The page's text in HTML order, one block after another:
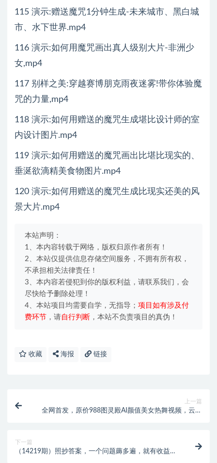
115 演示:赠送魔咒1分钟生成-未来城市、黑白城
市、水下世界.mp4
116 演示:如何用魔咒画出真人级别大片-非洲少
女,mp4
117 别样之美:穿越赛博朋克雨夜迷雾!带你体验魔
咒的力量,mp4
118 演示:如何用赠送的魔咒生成堪比设计师的室
内设计图片.mp4
119 演示:如何用赠送的魔咒画出比堪比现实的、
垂涎欲滴精美食物图片.mp4
120 演示:如何用赠送的魔咒生成比现实还美的风
景大片.mp4
本站声明：
1、本内容转载于网络，版权归原作者所有！
2、本站仅提供信息存储空间服务，不拥有所有权，
不承担相关法律责任！
3、本内容若侵犯到你的版权利益，请联系我们，会
尽快给予删除处理！
4、本站项目均需要自学，无指导； 项目如有涉及付
费环节 ，请自行判断 ，本站不负责项目的真伪！
收藏 海报 链接
上一篇
全网首发，原价988图灵殿AI颜值美女热舞视频，云端
下一篇
（14219期）照抄答案，一个问题薅多遍，就有收益，